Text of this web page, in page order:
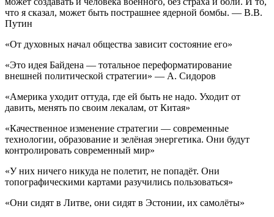
что я сказал, может быть пострашнее ядерной бомбы. — В.В.
Путин
«От духовных начал общества зависит состояние его»
«Это идея Байдена — тотальное переформатирование
внешней политической стратегии» — А. Сидоров
«Америка уходит оттуда, где ей быть не надо. Уходит от
давить, менять по своим лекалам, от Китая»
«Качественное изменение стратегии — современные
технологии, образование и зелёная энергетика. Они будут
контролировать современный мир»
«У них ничего никуда не полетит, не попадёт. Они
топографическими картами разучились пользоваться»
«Они сидят в Литве, они сидят в Эстонии, их самолёты»